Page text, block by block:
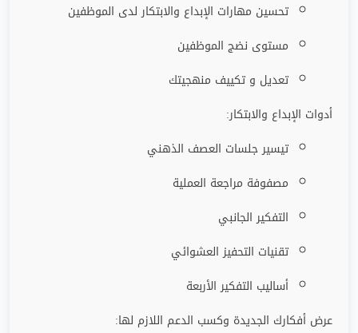
تحسين مهارات الإبداع والابتكار لدى الموظفين
مستوى نضج الموظفين
تعديل و تكييف منهجيتك
أدوات الإبداع والابتكار:
تيسير جلسات العصف الذهني
مصفوفة مراجعة العملية
التفكير الجانبي
تقنيات التحفيز العشوائي
أساليب التفكير الأربعة
عرض أفكارك الجديدة وكسب الدعم اللازم لها: